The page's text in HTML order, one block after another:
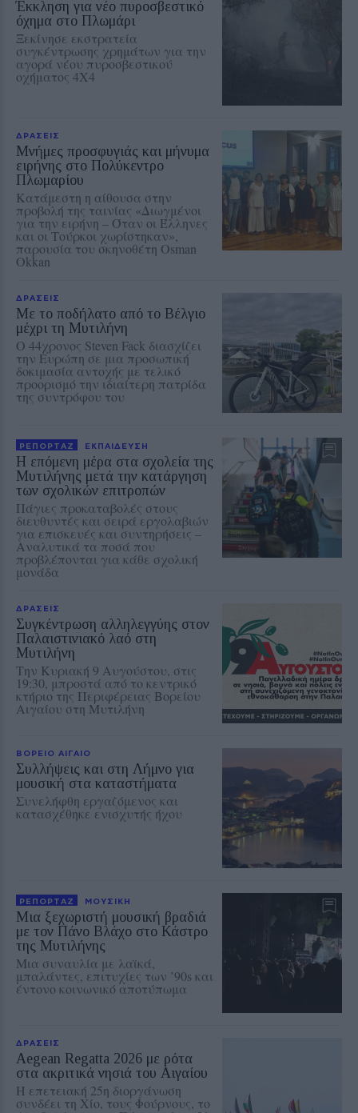
Έκκληση για νέο πυροσβεστικό
όχημα στο Πλωμάρι
Ξεκίνησε εκστρατεία
συγκέντρωσης χρημάτων για την
αγορά νέου πυροσβεστικού
οχήματος 4Χ4
ΔΡΑΣΕΙΣ
Μνήμες προσφυγιάς και μήνυμα
ειρήνης στο Πολύκεντρο
Πλωμαρίου
Κατάμεστη η αίθουσα στην
προβολή της ταινίας «Διωγμένοι
για την ειρήνη – Όταν οι Έλληνες
και οι Τούρκοι χωρίστηκαν»,
παρουσία του σκηνοθέτη Osman
Okkan
ΔΡΑΣΕΙΣ
Με το ποδήλατο από το Βέλγιο
μέχρι τη Μυτιλήνη
Ο 44χρονος Steven Fack διασχίζει
την Ευρώπη σε μια προσωπική
δοκιμασία αντοχής με τελικό
προορισμό την ιδιαίτερη πατρίδα
της συντρόφου του
ΡΕΠΟΡΤΑΖ ΕΚΠΑΙΔΕΥΣΗ
Η επόμενη μέρα στα σχολεία της
Μυτιλήνης μετά την κατάργηση
των σχολικών επιτροπών
Πάγιες προκαταβολές στους
διευθυντές και σειρά εργολαβιών
για επισκευές και συντηρήσεις –
Αναλυτικά τα ποσά που
προβλέπονται για κάθε σχολική
μονάδα
ΔΡΑΣΕΙΣ
Συγκέντρωση αλληλεγγύης στον
Παλαιστινιακό λαό στη
Μυτιλήνη
Την Κυριακή 9 Αυγούστου, στις
19:30, μπροστά από το κεντρικό
κτήριο της Περιφέρειας Βορείου
Αιγαίου στη Μυτιλήνη
ΒΟΡΕΙΟ ΑΙΓΑΙΟ
Συλλήψεις και στη Λήμνο για
μουσική στα καταστήματα
Συνελήφθη εργαζόμενος και
κατασχέθηκε ενισχυτής ήχου
ΡΕΠΟΡΤΑΖ ΜΟΥΣΙΚΗ
Μια ξεχωριστή μουσική βραδιά
με τον Πάνο Βλάχο στο Κάστρο
της Μυτιλήνης
Μια συναυλία με λαϊκά,
μπαλάντες, επιτυχίες των ’90s και
έντονο κοινωνικό αποτύπωμα
ΔΡΑΣΕΙΣ
Aegean Regatta 2026 με ρότα
στα ακριτικά νησιά του Αιγαίου
Η επετειακή 25η διοργάνωση
συνδέει τη Χίο, τους Φούρνους, το